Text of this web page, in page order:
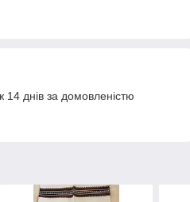
днів за домовленістю